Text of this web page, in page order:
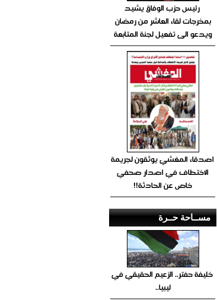
رئيس حزب الوفاق يشيد
بمخرجات لقاء العاشر من رمضان
ويدعو الى تفعيل لجنة المتابعة
اصدقاء المغشي يوثقون لجريمة
الاختطاف في اصدار صحفي
خاص عن الحادثة!!
مســاحة حــرة
خليفة حفتر.. الزعيم الحقيقي في
ليبيا..